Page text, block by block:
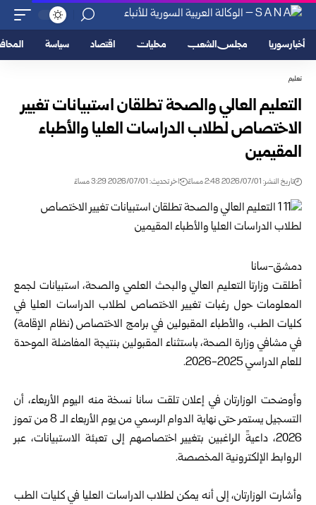
أخبار سوريا مجلس الشعب محليات اقتصاد سياسة
تعليم
التعليم العالي والصحة تطلقان استبيانات تغيير
الاختصاص لطلاب الدراسات العليا والأطباء
المقيمين
تاريخ النشر: 2026/07/01 2:48 مساءً اخر تحديث: 2026/07/01 3:29 مساءً
‌‏دمشق-سانا
‌‏أطلقت وزارتا التعليم العاليوالبحث العلمي والصحة، استبيانات لجمع
المعلومات حول رغبات تغيير الاختصاص لطلاب الدراسات العليا في
كليات الطب، والأطباء المقبولين في برامج الاختصاص (نظام الإقامة)
في مشافي وزارة الصحة، باستثناء المقبولين بنتيجة المفاضلة الموحدة
للعام الدراسي 2025-2026.
‏وأوضحت الوزارتان في إعلان تلقت سانا نسخة منه اليوم الأربعاء، أن
التسجيل يستمر حتى نهاية الدوام الرسمي من يوم الأربعاء الـ 8 من تموز
2026، داعيةً الراغبين بتغيير اختصاصهم إلى تعبئة الاستبيانات، عبر
الروابط الإلكترونية المخصصة.
‏وأشارت الوزارتان، إلى أنه يمكن لطلاب الدراسات العليا في كليات الطب